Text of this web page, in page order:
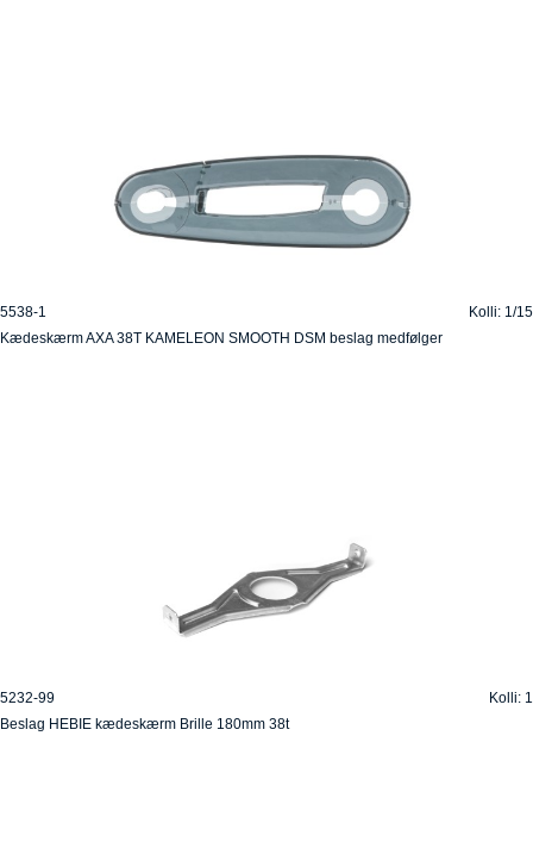
5538-1
Kolli: 1/15
Kædeskærm AXA 38T KAMELEON SMOOTH DSM beslag medfølger
5232-99
Kolli: 1
Beslag HEBIE kædeskærm Brille 180mm 38t